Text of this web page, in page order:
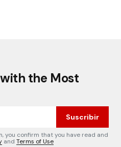
the Most
Suscribir
you confirm that you have read and
and Terms of Use